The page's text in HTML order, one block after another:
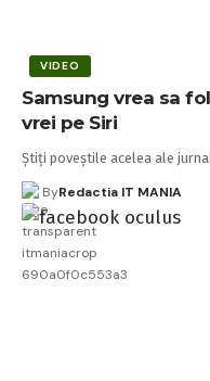
VIDEO
Samsung vrea sa
vrei pe Siri
Știți poveștile acelea ale
ByRedactia IT MANIA